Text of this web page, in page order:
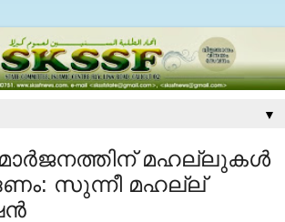
▼
മഹല്ലുകൾ
സുന്നീ മഹല്ല്